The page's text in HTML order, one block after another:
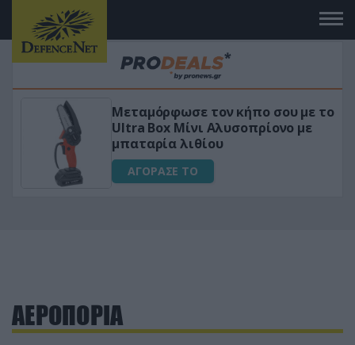
με το
«Μαγική» φόρμουλα τριβόλι +
για αύξηση της λίμπιντο
ΑΓΟΡΑΣΕ ΤΟ
ΑΕΡΟΠΟΡΙΑ